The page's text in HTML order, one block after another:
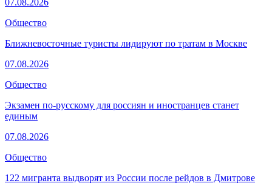
Общество
Ближневосточные туристы лидируют по тратам в Москве
07.08.2026
Общество
Экзамен по-русскому для россиян и иностранцев станет
единым
07.08.2026
Общество
122 мигранта выдворят из России после рейдов в Дмитрове